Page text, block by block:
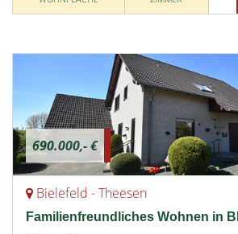
690.000,- €
Bielefeld - Theesen
Familienfreundliches Wohnen in